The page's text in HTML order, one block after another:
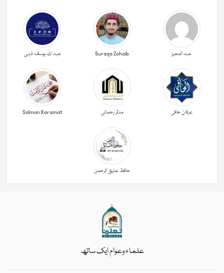
عبد المعیز Suraqa Zohaib عبد اللہ یوسف ذہبی
عرفان حافی مدثر رحمانی Salman Karamat
حافظ عتیق الرحمن
علماء وعوام ایک ساتھ